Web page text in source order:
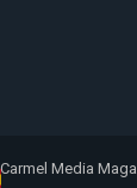
Media